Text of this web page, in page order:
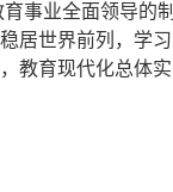
事业全面领导的制
居世界前列，学习
教育现代化总体实